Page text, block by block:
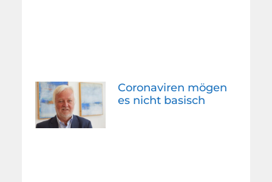
Coronaviren mögen
es nicht basisch